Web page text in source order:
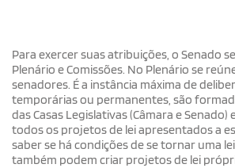
Para exercer suas atribuições, o Senado
Plenário e Comissões. No Plenário se
senadores. É a instância máxima de
temporárias ou permanentes, são
das Casas Legislativas (Câmara e Senado)
todos os projetos de lei apresentados a
saber se há condições de se tornar uma
também podem criar projetos de lei